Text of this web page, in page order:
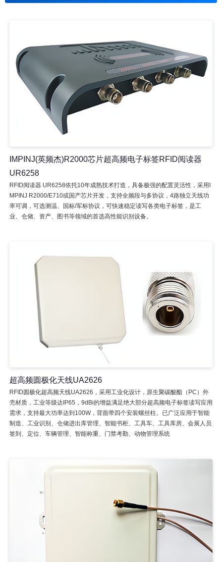
IMPINJ(英频杰)R2000芯片超高频电子标签RFID阅读器
UR6258
RFID阅读器 UR6258依托10年成熟技术打造，具备极强的配置灵活性，采用I
MPINJ R2000/E710或国产芯片开发，支持全频段与多协议，4路独立天线功
率可调，可选测温、国标/军标协议，可快速稳定读写各类电子标签，是工
业、仓储、资产、图书等领域的首选高性能识别设备。
超高频圆极化天线UA2626
RFID圆极化超高频天线UA2626，采用工业化设计，原生聚碳酸酯（PC）外
壳材质，工业等级达IP65，9dBi的增益满足绝大部分超高频电子标签读写应用
需求，支持最大功率达到100W，背面带四个安装螺丝柱。已广泛应用于智能
制造、工业识别、仓储进出库管理、智能书柜、工具车、工具库房、会展人员
签到、定位、车辆管理、智能称重、门禁考勤、动物管理系统